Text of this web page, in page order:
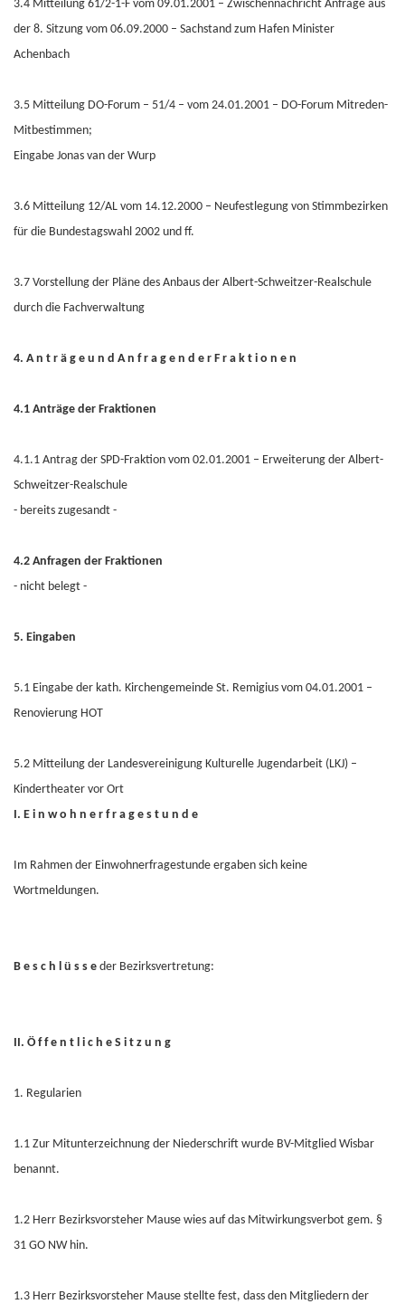
3.4 Mitteilung 61/2-1-F vom 09.01.2001 – Zwischennachricht Anfrage aus
der 8. Sitzung vom 06.09.2000 – Sachstand zum Hafen Minister
Achenbach
3.5 Mitteilung DO-Forum – 51/4 – vom 24.01.2001 – DO-Forum Mitreden-
Mitbestimmen;
Eingabe Jonas van der Wurp
3.6 Mitteilung 12/AL vom 14.12.2000 – Neufestlegung von Stimmbezirken
für die Bundestagswahl 2002 und ff.
3.7 Vorstellung der Pläne des Anbaus der Albert-Schweitzer-Realschule
durch die Fachverwaltung
4. A n t r ä g e u n d A n f r a g e n d e r F r a k t i o n e n
4.1 Anträge der Fraktionen
4.1.1 Antrag der SPD-Fraktion vom 02.01.2001 – Erweiterung der Albert-
Schweitzer-Realschule
- bereits zugesandt -
4.2 Anfragen der Fraktionen
- nicht belegt -
5. Eingaben
5.1 Eingabe der kath. Kirchengemeinde St. Remigius vom 04.01.2001 –
Renovierung HOT
5.2 Mitteilung der Landesvereinigung Kulturelle Jugendarbeit (LKJ) –
Kindertheater vor Ort
I. E i n w o h n e r f r a g e s t u n d e
Im Rahmen der Einwohnerfragestunde ergaben sich keine
Wortmeldungen.
B e s c h l ü s s e der Bezirksvertretung:
II. Ö f f e n t l i c h e S i t z u n g
1. Regularien
1.1 Zur Mitunterzeichnung der Niederschrift wurde BV-Mitglied Wisbar
benannt.
1.2 Herr Bezirksvorsteher Mause wies auf das Mitwirkungsverbot gem. §
31 GO NW hin.
1.3 Herr Bezirksvorsteher Mause stellte fest, dass den Mitgliedern der